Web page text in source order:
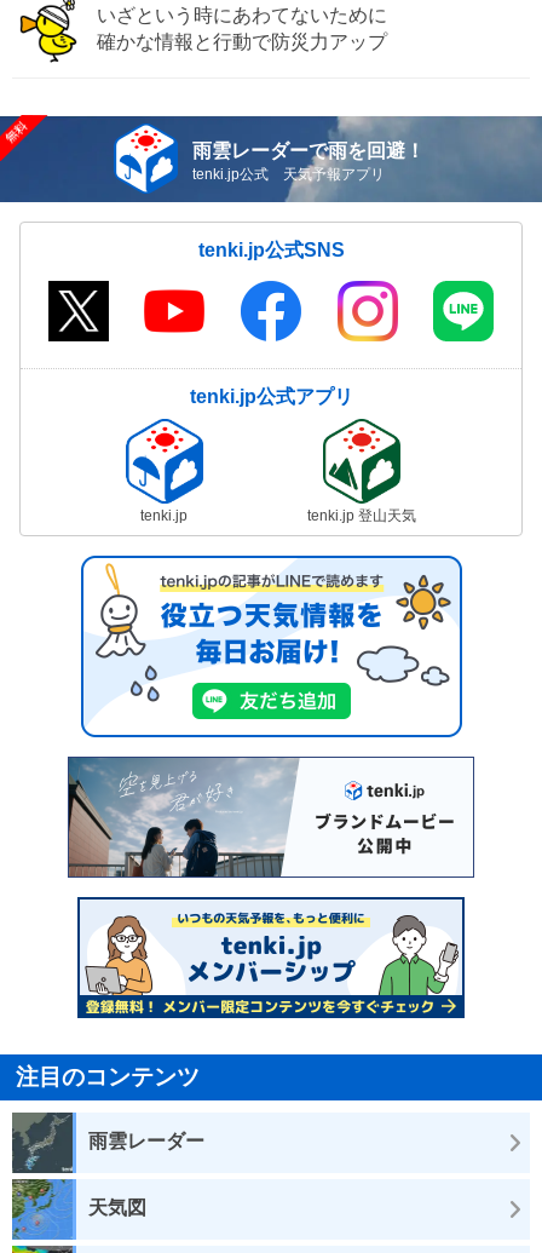
いざという時にあわてないために
確かな情報と行動で防災力アップ
雨雲レーダーで雨を回避！
tenki.jp公式 天気予報アプリ
tenki.jp公式SNS
tenki.jp公式アプリ
tenki.jp tenki.jp 登山天気
注目のコンテンツ
雨雲レーダー
天気図